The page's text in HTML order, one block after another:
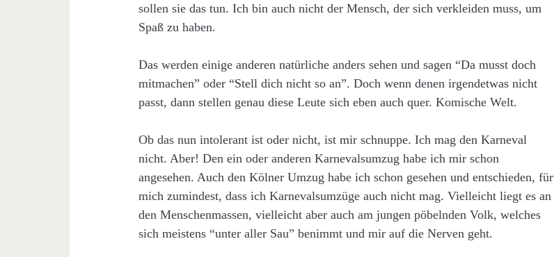
sollen sie das tun. Ich bin auch nicht der Mensch, der sich verkleiden muss, um
Spaß zu haben.
Das werden einige anderen natürliche anders sehen und sagen “Da musst doch
mitmachen” oder “Stell dich nicht so an”. Doch wenn denen irgendetwas nicht
passt, dann stellen genau diese Leute sich eben auch quer. Komische Welt.
Ob das nun intolerant ist oder nicht, ist mir schnuppe. Ich mag den Karneval
nicht. Aber! Den ein oder anderen Karnevalsumzug habe ich mir schon
angesehen. Auch den Kölner Umzug habe ich schon gesehen und entschieden, für
mich zumindest, dass ich Karnevalsumzüge auch nicht mag. Vielleicht liegt es an
den Menschenmassen, vielleicht aber auch am jungen pöbelnden Volk, welches
sich meistens “unter aller Sau” benimmt und mir auf die Nerven geht.